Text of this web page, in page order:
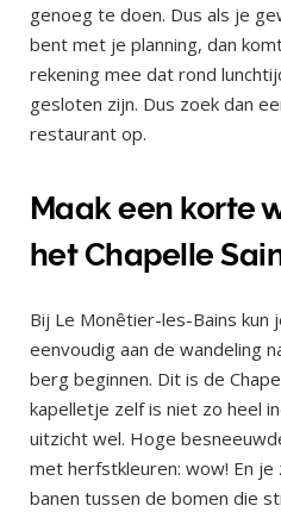
genoeg te doen. Dus als je
bent met je planning, dan
rekening mee dat rond
gesloten zijn. Dus zoek dan
restaurant op.
Maak een korte
het Chapelle
Bij Le Monêtier-les-Bains kun
eenvoudig aan de wandeling
berg beginnen. Dit is de
kapelletje zelf is niet zo heel
uitzicht wel. Hoge
met herfstkleuren: wow! En
banen tussen de bomen die